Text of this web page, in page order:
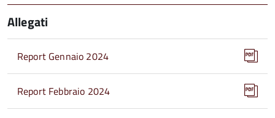
Allegati
Report Gennaio 2024
Report Febbraio 2024